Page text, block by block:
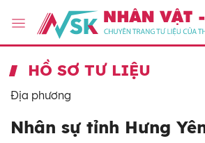
HỒ SƠ TƯ LIỆU
Địa phương
Nhân sự tỉnh Hưng